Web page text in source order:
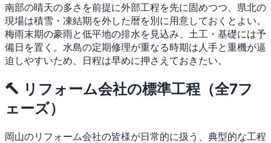
南部の晴天の多さを前提に外部工程を先に固めつつ、県北の
現場は積雪・凍結期を外した暦を別に用意しておくとよい。
梅雨末期の豪雨と低平地の排水を見込み、土工・基礎には予
備日を置く。水島の定期修理が重なる時期は人手と重機が逼
迫しやすいため、日程は早めに押さえておきたい。
🔨 リフォーム会社の標準工程（全7フ
ェーズ）
岡山のリフォーム会社の皆様が日常的に扱う、典型的な工程